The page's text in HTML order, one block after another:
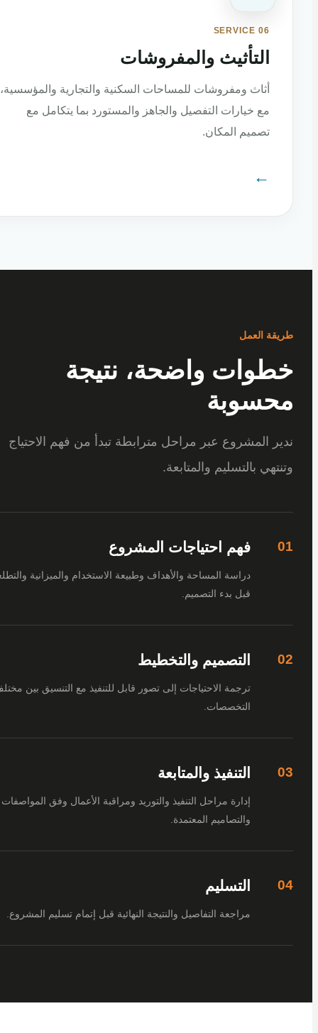
SERVICE 06
التأثيث والمفروشات
أثاث ومفروشات للمساحات السكنية والتجارية والمؤسسية،
مع خيارات التفصيل والجاهز والمستورد بما يتكامل مع
تصميم المكان.
العمل
واضحة، نتيجة
المشروع عبر مراحل مترابطة تبدأ من فهم الاحتياج
بالتسليم والمتابعة.
فهم احتياجات المشروع
دراسة المساحة والأهداف وطبيعة الاستخدام والميزانية والتطلعات
قبل بدء التصميم.
التصميم والتخطيط
ترجمة الاحتياجات إلى تصور قابل للتنفيذ مع التنسيق بين مختلف
التخصصات.
التنفيذ والمتابعة
إدارة مراحل التنفيذ والتوريد ومراقبة الأعمال وفق المواصفات
والتصاميم المعتمدة.
التسليم
مراجعة التفاصيل والنتيجة النهائية قبل إتمام تسليم المشروع.